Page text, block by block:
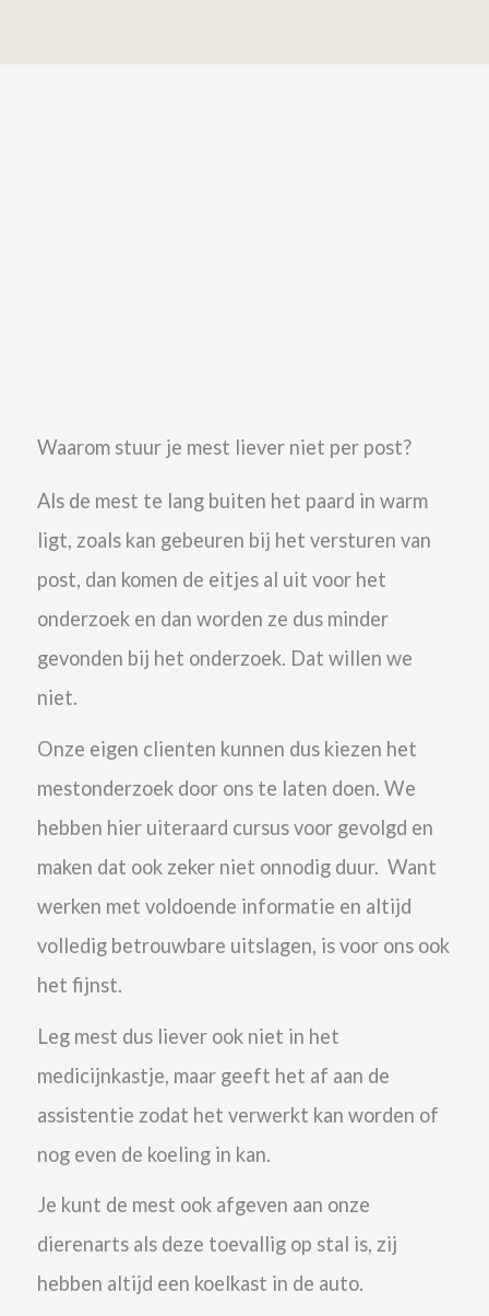
Waarom stuur je mest liever niet per post?
Als de mest te lang buiten het paard in warm
ligt, zoals kan gebeuren bij het versturen van
post, dan komen de eitjes al uit voor het
onderzoek en dan worden ze dus minder
gevonden bij het onderzoek. Dat willen we
niet.
Onze eigen clienten kunnen dus kiezen het
mestonderzoek door ons te laten doen. We
hebben hier uiteraard cursus voor gevolgd en
maken dat ook zeker niet onnodig duur. Want
werken met voldoende informatie en altijd
volledig betrouwbare uitslagen, is voor ons ook
het fijnst.
Leg mest dus liever ook niet in het
medicijnkastje, maar geeft het af aan de
assistentie zodat het verwerkt kan worden of
nog even de koeling in kan.
Je kunt de mest ook afgeven aan onze
dierenarts als deze toevallig op stal is, zij
hebben altijd een koelkast in de auto.